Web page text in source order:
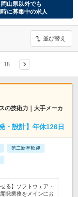
岡山県以外でも
時に募集中の求人
並び替え
18
の技術力｜大手メーカ
・設計】年休126日
第二新卒歓迎
る】ソフトウェア・
発業務をメインにお